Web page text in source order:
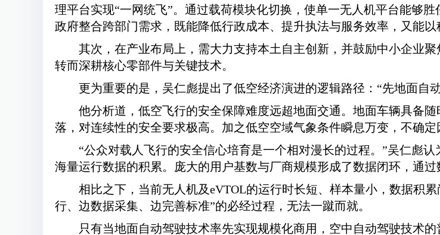
理平台实现“一网统飞”。通过载荷模块化切换，使单一无人机平台能够
政府整合跨部门需求，既能降低行政成本、提升执法与服务效率，又能
其次，在产业布局上，需大力支持本土自主创新，并鼓励中小企业
转而深耕核心零部件与关键技术。
更为重要的是，吴仁彪提出了低空经济演进的逻辑路径：“先地面自
他分析道，低空飞行的安全保障难度远超地面交通。地面车辆具备
落，对连续性的安全要求极高。加之低空空域气象条件瞬息万变，不确
“公众对载人飞行的安全信心培育是一个相对漫长的过程。”吴仁彪
海量运行数据的积累。庞大的用户基数与厂商规模形成了数据闭环，通过
相比之下，当前无人机及eVTOL的运行时长短、样本量小，数据积
行、边数据采集、边完善标准”的必经过程，无法一蹴而就。
只有当地面自动驾驶技术率先实现规模化商用，空中自动驾驶技术